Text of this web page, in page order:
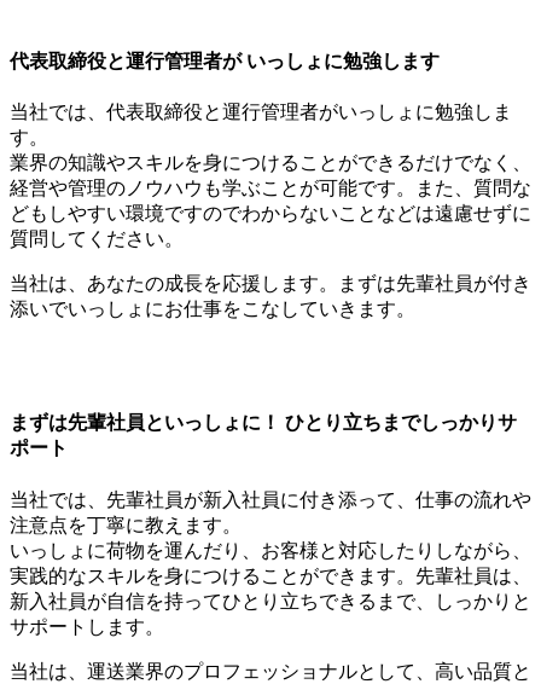
代表取締役と運行管理者が いっしょに勉強します
当社では、代表取締役と運行管理者がいっしょに勉強しま
す。
業界の知識やスキルを身につけることができるだけでなく、
経営や管理のノウハウも学ぶことが可能です。また、質問な
どもしやすい環境ですのでわからないことなどは遠慮せずに
質問してください。
当社は、あなたの成長を応援します。まずは先輩社員が付き
添いでいっしょにお仕事をこなしていきます。
まずは先輩社員といっしょに！ ひとり立ちまでしっかりサ
ポート
当社では、先輩社員が新入社員に付き添って、仕事の流れや
注意点を丁寧に教えます。
いっしょに荷物を運んだり、お客様と対応したりしながら、
実践的なスキルを身につけることができます。先輩社員は、
新入社員が自信を持ってひとり立ちできるまで、しっかりと
サポートします。
当社は、運送業界のプロフェッショナルとして、高い品質と